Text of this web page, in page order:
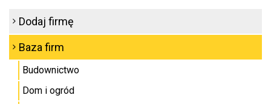
Dodaj firmę
Baza firm
Budownictwo
Dom i ogród